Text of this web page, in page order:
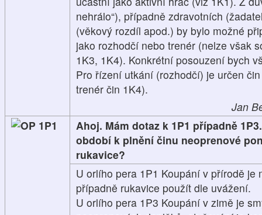
nehrálo“), případně zdravotních
(věkový rozdíl apod.) by bylo možné
jako rozhodčí nebo trenér (nelze však
1K3, 1K4). Konkrétní posouzení bych
Pro řízení utkání (rozhodčí) je určen
trenér čin 1K4).
Jan
1P1
Ahoj. Mám dotaz k 1P1 případně
období k plnění činu neoprenové
rukavice?
U orlího pera 1P1 Koupání v přírodě je
případně rukavice použít dle uvážení.
U orlího pera 1P3 Koupání v zimě je